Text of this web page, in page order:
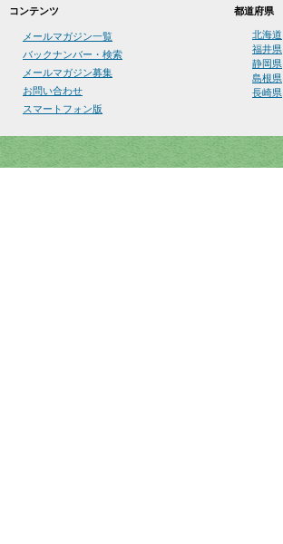
コンテンツ 都道府県
メールマガジン一覧
バックナンバー・検索
メールマガジン募集
お問い合わせ
スマートフォン版
北海道
福井県
静岡県
島根県
長崎県